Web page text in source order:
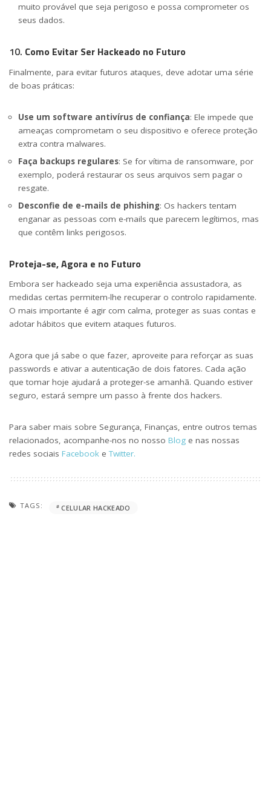
muito provável que seja perigoso e possa comprometer os
seus dados.
10. Como Evitar Ser Hackeado no Futuro
Finalmente, para evitar futuros ataques, deve adotar uma série
de boas práticas:
Use um software antivírus de confiança: Ele impede que
ameaças comprometam o seu dispositivo e oferece proteção
extra contra malwares.
Faça backups regulares: Se for vítima de ransomware, por
exemplo, poderá restaurar os seus arquivos sem pagar o
resgate.
Desconfie de e-mails de phishing: Os hackers tentam
enganar as pessoas com e-mails que parecem legítimos, mas
que contêm links perigosos.
Proteja-se, Agora e no Futuro
Embora ser hackeado seja uma experiência assustadora, as
medidas certas permitem-lhe recuperar o controlo rapidamente.
O mais importante é agir com calma, proteger as suas contas e
adotar hábitos que evitem ataques futuros.
Agora que já sabe o que fazer, aproveite para reforçar as suas
passwords e ativar a autenticação de dois fatores. Cada ação
que tomar hoje ajudará a proteger-se amanhã. Quando estiver
seguro, estará sempre um passo à frente dos hackers.
Para saber mais sobre Segurança, Finanças, entre outros temas
relacionados, acompanhe-nos no nosso Blog e nas nossas
redes sociais Facebook eTwitter.
TAGS: CELULAR HACKEADO